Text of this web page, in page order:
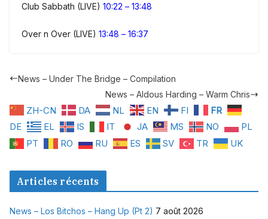
Club Sabbath (LIVE) 10:22 – 13:48
Over n Over (LIVE) 13:48 – 16:37
News – Under The Bridge – Compilation
News – Aldous Harding – Warm Chris
ZH-CN DA NL EN FI
FR
DE
EL IS IT JA MS NO
PL
PT
RO RU ES SV TR UK
Articles récents
News – Los Bitchos – Hang Up (Pt 2) 7 août 2026